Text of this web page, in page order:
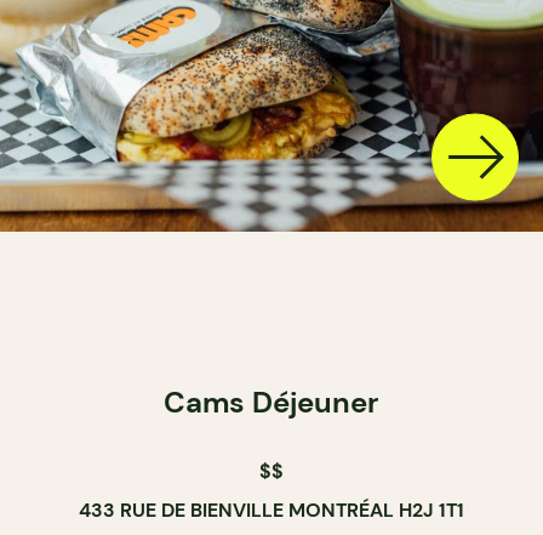
Cams Déjeuner
$$
433 RUE DE BIENVILLE MONTRÉAL H2J 1T1